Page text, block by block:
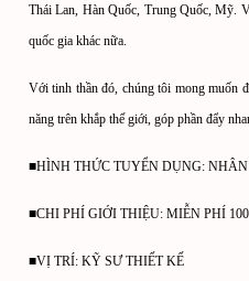
Thái Lan, Hàn Quốc, Trung Quốc, Mỹ.
quốc gia khác nữa.
Với tinh thần đó, chúng tôi mong muốn
năng trên khắp thế giới, góp phần đẩy
■HÌNH THỨC TUYỂN DỤNG:
■CHI PHÍ GIỚI THIỆU: MIỄN PHÍ
■VỊ TRÍ: KỸ SƯ THIẾT KẾ